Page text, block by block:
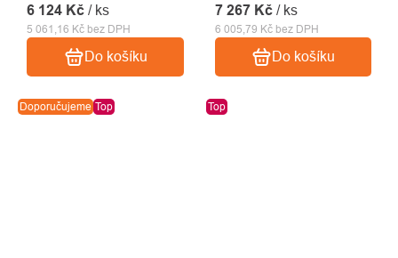
5 061,16 Kč bez DPH
6 124 Kč / ks
Do košíku
6 005,79 Kč bez DPH
7 267 Kč / ks
Do košíku
Doporučujeme Top Top